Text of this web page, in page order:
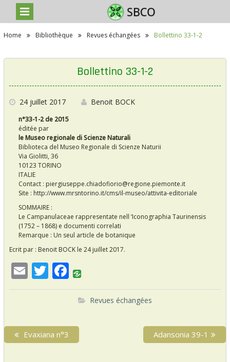
Home Bibliothèque Revues échangées Bollettino 33-1-2
Bollettino 33-1-2
24 juillet 2017 Benoit BOCK
n°33-1-2 de 2015
éditée par
le Museo regionale di Scienze Naturali
Biblioteca del Museo Regionale di Scienze Naturii
Via Giolitti, 36
10123 TORINO
ITALIE
Contact : piergiuseppe.chiadofiorio@regione.piemonte.it
Site : http://www.mrsntorino.it/cms/il-museo/attivita-editoriale
SOMMAIRE :
Le Campanulaceae rappresentate nell ‘Iconographia Taurinensis
(1752 – 1868) e documenti correlati
Remarque : Un seul article de botanique
Ecrit par : Benoit BOCK le 24 juillet 2017.
E T F
o
Revues échangées
N
a
P
r
Evaxiana n°3
N
e
Adansonia 39-1